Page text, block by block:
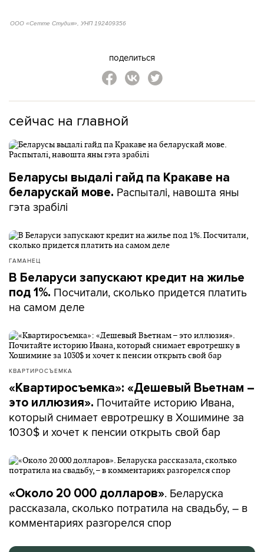
ООО «Сетте Студия», УНП 192409356
поделиться
сейчас на главной
Беларусы выдалі гайд па Кракаве на
беларускай мове. Распыталі, навошта яны
гэта зрабілі
ГАМАНЕЦ
В Беларуси запускают кредит на жилье
под 1%. Посчитали, сколько придется платить
на самом деле
КВАРТИРОСЪЕМКА
«Квартиросъемка»: «Дешевый Вьетнам –
это иллюзия». Почитайте историю Ивана,
который снимает евротрешку в Хошимине за
1030$ и хочет к пенсии открыть свой бар
«Около 20 000 долларов». Беларуска
рассказала, сколько потратила на свадьбу, – в
комментариях разгорелся спор